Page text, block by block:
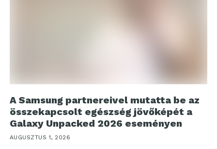
A Samsung partnereivel mutatta be az
összekapcsolt egészség jövőképét a
Galaxy Unpacked 2026 eseményen
AUGUSZTUS 1, 2026